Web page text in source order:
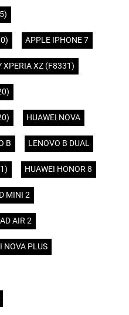
APPLE IPHONE 7
XPERIA XZ (F8331)
HUAWEI NOVA
B LENOVO B DUAL
HUAWEI HONOR 8
MINI 2
AIR 2
NOVA PLUS